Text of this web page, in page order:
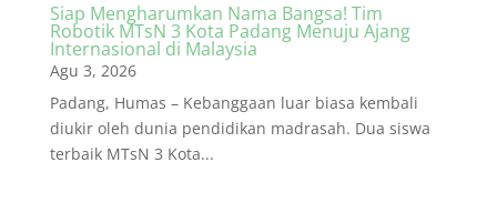
Siap Mengharumkan Nama Bangsa! Tim
Robotik MTsN 3 Kota Padang Menuju Ajang
Internasional di Malaysia
Agu 3, 2026
Padang, Humas – Kebanggaan luar biasa kembali
diukir oleh dunia pendidikan madrasah. Dua siswa
terbaik MTsN 3 Kota...